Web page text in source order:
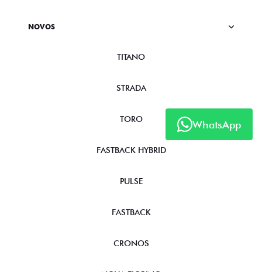
WhatsApp
NOVOS
TITANO
STRADA
TORO
FASTBACK HYBRID
PULSE
FASTBACK
CRONOS